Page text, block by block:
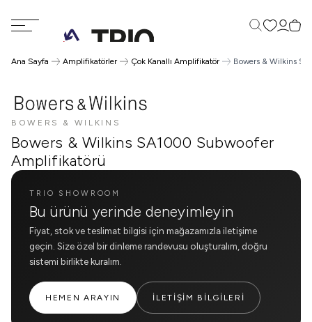
Favorilerim
Ana Sayfa Amplifikatörler Çok Kanallı Amplifikatör Bowers & Wilkins
BOWERS & WILKINS
Bowers & Wilkins SA1000 Subwoofer
Amplifikatörü
TRIO SHOWROOM
Bu ürünü yerinde deneyimleyin
Fiyat, stok ve teslimat bilgisi için mağazamızla iletişime
geçin. Size özel bir dinleme randevusu oluşturalım, doğru
sistemi birlikte kuralım.
HEMEN ARAYIN İLETIŞIM BILGILERI